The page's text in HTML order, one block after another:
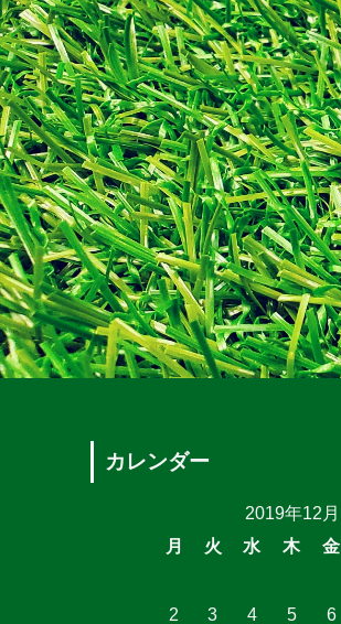
カレンダー
2019年12月
月
火 水 木 金
2
3 4 5 6